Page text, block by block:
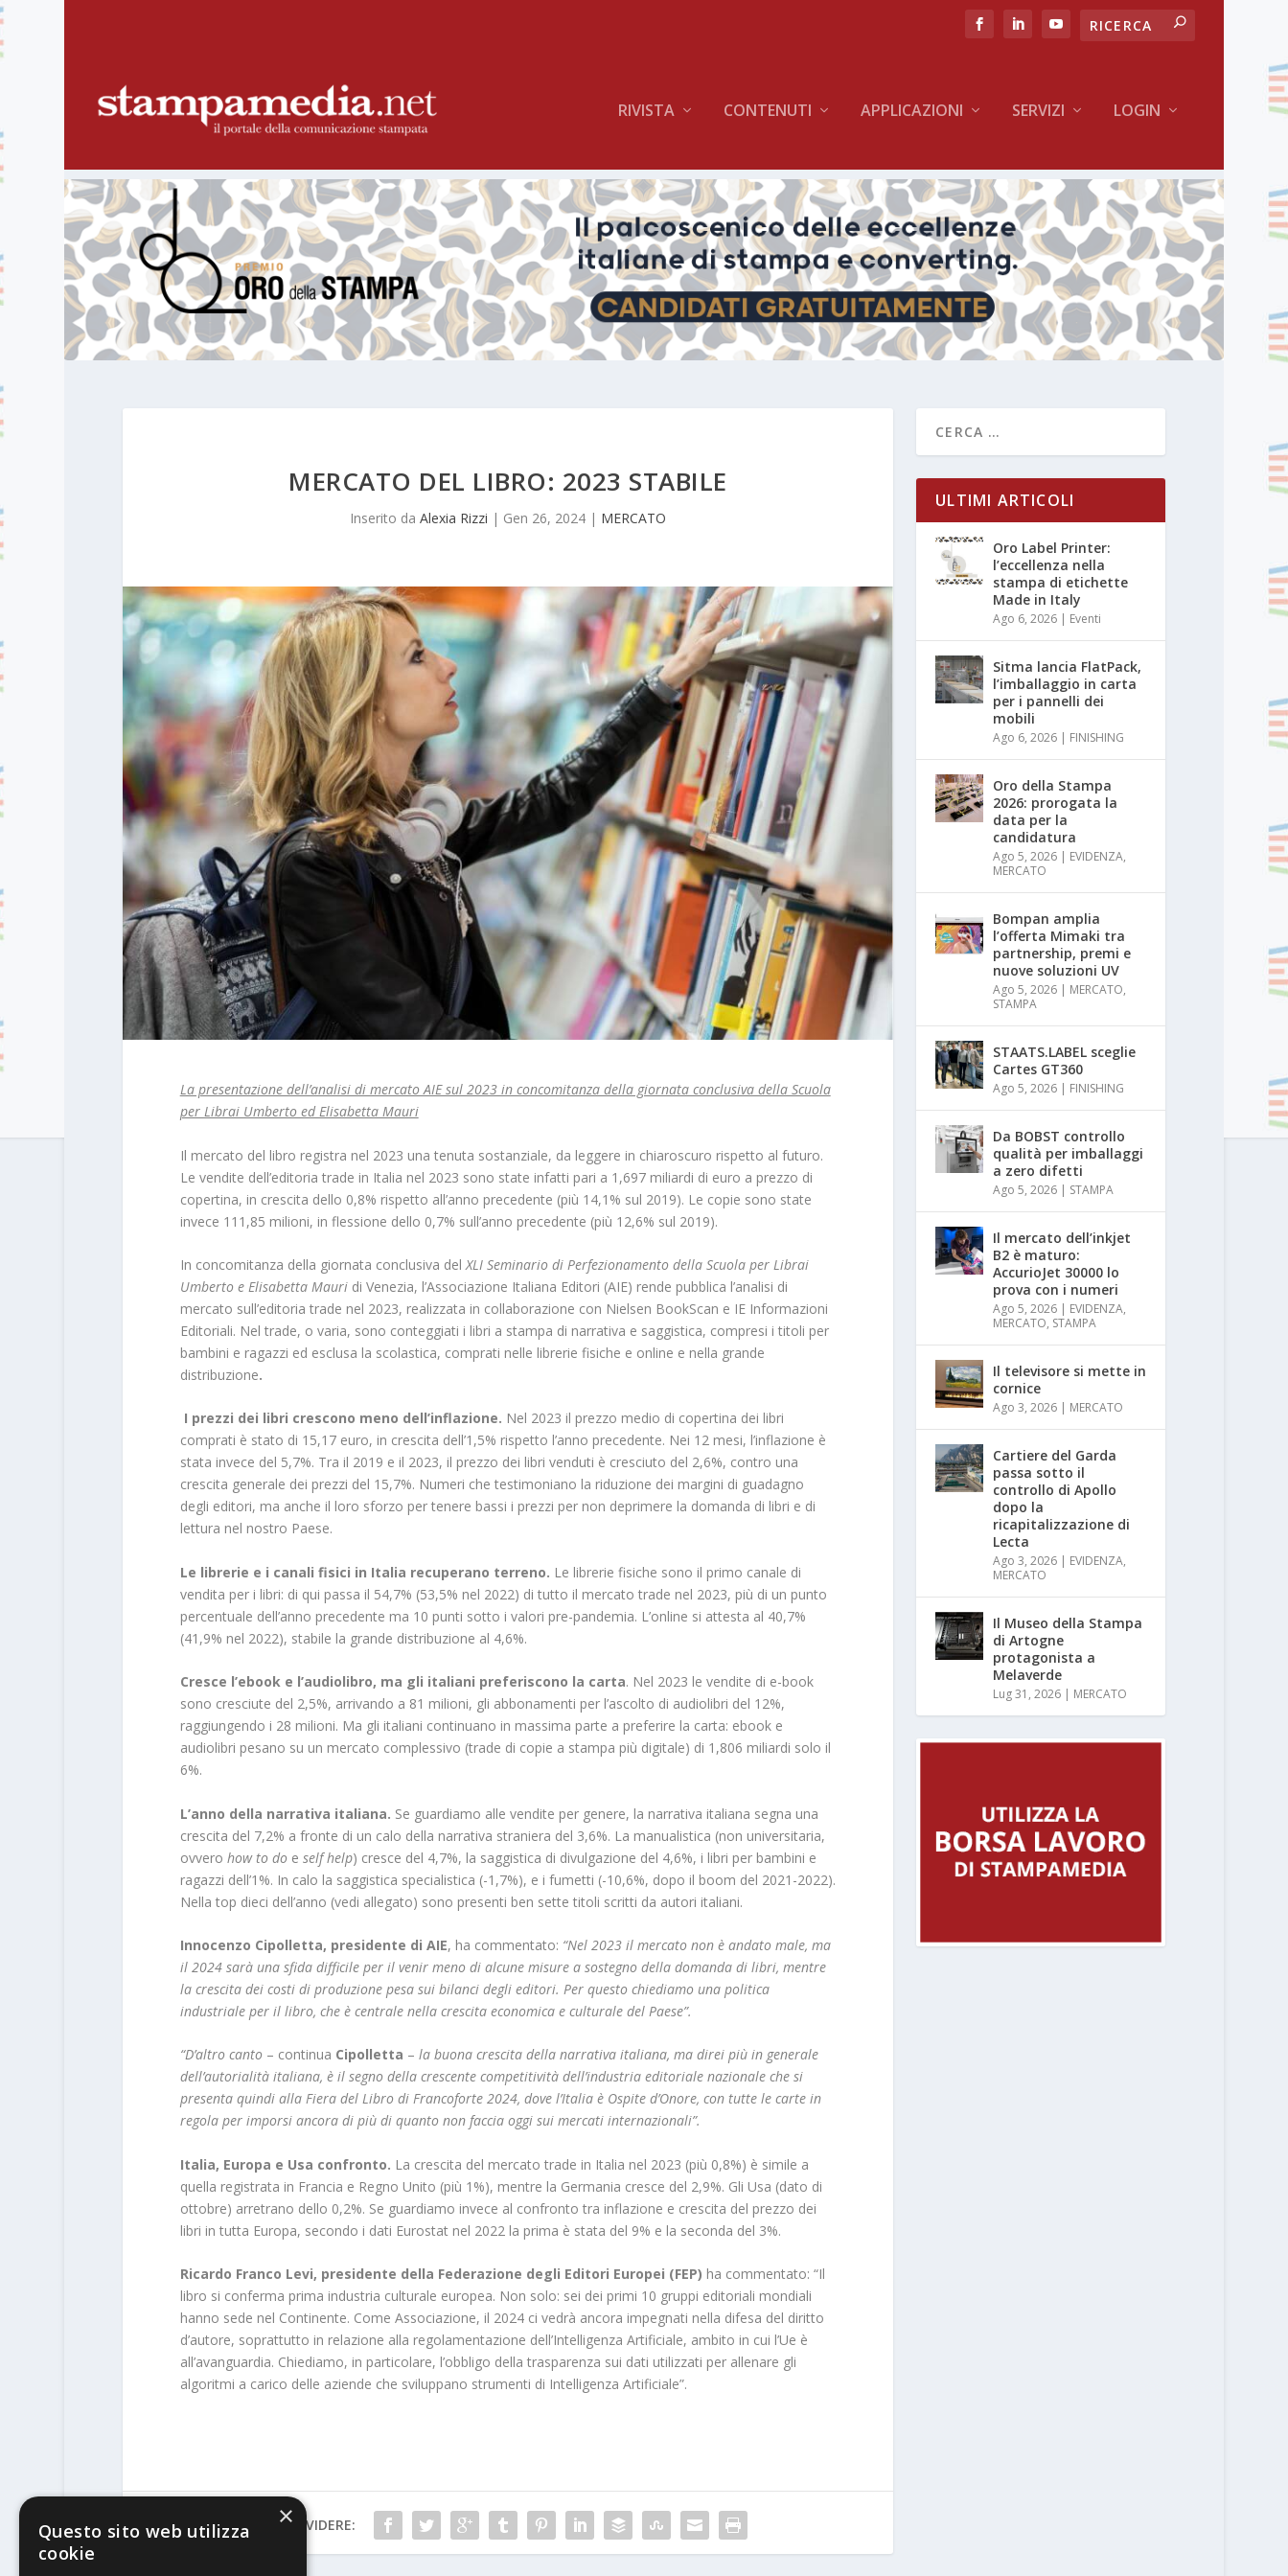
RIVISTA CONTENUTI APPLICAZIONI SERVIZI LOGIN
MERCATO DEL LIBRO: 2023 STABILE
Inserito da Alexia Rizzi | Gen 26, 2024| MERCATO
La presentazione dell’analisi di mercato AIE sul 2023 in concomitanza della giornata conclusiva della Scuola
per Librai Umberto ed Elisabetta Mauri
Il mercato del libro registra nel 2023 una tenuta sostanziale, da leggere in chiaroscuro rispetto al futuro.
Le vendite dell’editoria trade in Italia nel 2023 sono state infatti pari a 1,697 miliardi di euro a prezzo di
copertina, in crescita dello 0,8% rispetto all’anno precedente (più 14,1% sul 2019). Le copie sono state
invece 111,85 milioni, in flessione dello 0,7% sull’anno precedente (più 12,6% sul 2019).
In concomitanza della giornata conclusiva delXLI Seminario di Perfezionamento della Scuola per Librai
Umberto e Elisabetta Mauridi Venezia, l’Associazione Italiana Editori (AIE) rende pubblica l’analisi di
mercato sull’editoria trade nel 2023, realizzata in collaborazione con Nielsen BookScan e IE Informazioni
Editoriali. Nel trade, o varia, sono conteggiati i libri a stampa di narrativa e saggistica, compresi i titoli per
bambini e ragazzi ed esclusa la scolastica, comprati nelle librerie fisiche e online e nella grande
distribuzione.
I prezzi dei libri crescono meno dell’inflazione. Nel 2023 il prezzo medio di copertina dei libri
comprati è stato di 15,17 euro, in crescita dell’1,5% rispetto l’anno precedente. Nei 12 mesi, l’inflazione è
stata invece del 5,7%. Tra il 2019 e il 2023, il prezzo dei libri venduti è cresciuto del 2,6%, contro una
crescita generale dei prezzi del 15,7%. Numeri che testimoniano la riduzione dei margini di guadagno
degli editori, ma anche il loro sforzo per tenere bassi i prezzi per non deprimere la domanda di libri e di
lettura nel nostro Paese.
Le librerie e i canali fisici in Italia recuperano terreno. Le librerie fisiche sono il primo canale di
vendita per i libri: di qui passa il 54,7% (53,5% nel 2022) di tutto il mercato trade nel 2023, più di un punto
percentuale dell’anno precedente ma 10 punti sotto i valori pre-pandemia. L’online si attesta al 40,7%
(41,9% nel 2022), stabile la grande distribuzione al 4,6%.
Cresce l’ebook e l’audiolibro, ma gli italiani preferiscono la carta. Nel 2023 le vendite di e-book
sono cresciute del 2,5%, arrivando a 81 milioni, gli abbonamenti per l’ascolto di audiolibri del 12%,
raggiungendo i 28 milioni. Ma gli italiani continuano in massima parte a preferire la carta: ebook e
audiolibri pesano su un mercato complessivo (trade di copie a stampa più digitale) di 1,806 miliardi solo il
6%.
L’anno della narrativa italiana. Se guardiamo alle vendite per genere, la narrativa italiana segna una
crescita del 7,2% a fronte di un calo della narrativa straniera del 3,6%. La manualistica (non universitaria,
ovvero how to do e self help) cresce del 4,7%, la saggistica di divulgazione del 4,6%, i libri per bambini e
ragazzi dell’1%. In calo la saggistica specialistica (-1,7%), e i fumetti (-10,6%, dopo il boom del 2021-2022).
Nella top dieci dell’anno (vedi allegato) sono presenti ben sette titoli scritti da autori italiani.
Innocenzo Cipolletta, presidente di AIE, ha commentato: “Nel 2023 il mercato non è andato male, ma
il 2024 sarà una sfida difficile per il venir meno di alcune misure a sostegno della domanda di libri, mentre
la crescita dei costi di produzione pesa sui bilanci degli editori. Per questo chiediamo una politica
industriale per il libro, che è centrale nella crescita economica e culturale del Paese”.
“D’altro canto – continua Cipolletta – la buona crescita della narrativa italiana, ma direi più in generale
dell’autorialità italiana, è il segno della crescente competitività dell’industria editoriale nazionale che si
presenta quindi alla Fiera del Libro di Francoforte 2024, dove l’Italia è Ospite d’Onore, con tutte le carte in
regola per imporsi ancora di più di quanto non faccia oggi sui mercati internazionali”.
Italia, Europa e Usa confronto. La crescita del mercato trade in Italia nel 2023 (più 0,8%) è simile a
quella registrata in Francia e Regno Unito (più 1%), mentre la Germania cresce del 2,9%. Gli Usa (dato di
ottobre) arretrano dello 0,2%. Se guardiamo invece al confronto tra inflazione e crescita del prezzo dei
libri in tutta Europa, secondo i dati Eurostat nel 2022 la prima è stata del 9% e la seconda del 3%.
Ricardo Franco Levi, presidente della Federazione degli Editori Europei (FEP) ha commentato: “Il
libro si conferma prima industria culturale europea. Non solo: sei dei primi 10 gruppi editoriali mondiali
hanno sede nel Continente. Come Associazione, il 2024 ci vedrà ancora impegnati nella difesa del diritto
d’autore, soprattutto in relazione alla regolamentazione dell’Intelligenza Artificiale, ambito in cui l’Ue è
all’avanguardia. Chiediamo, in particolare, l’obbligo della trasparenza sui dati utilizzati per allenare gli
algoritmi a carico delle aziende che sviluppano strumenti di Intelligenza Artificiale”.
CONDIVIDERE:
ULTIMI ARTICOLI
Oro Label Printer:
l’eccellenza nella
stampa di etichette
Made in Italy
Ago 6, 2026 | Eventi
Sitma lancia FlatPack,
l’imballaggio in carta
per i pannelli dei
mobili
Ago 6, 2026 | FINISHING
Oro della Stampa
2026: prorogata la
data per la
candidatura
Ago 5, 2026 | EVIDENZA,
MERCATO
Bompan amplia
l’offerta Mimaki tra
partnership, premi e
nuove soluzioni UV
Ago 5, 2026 | MERCATO,
STAMPA
STAATS.LABEL sceglie
Cartes GT360
Ago 5, 2026 | FINISHING
Da BOBST controllo
qualità per imballaggi
a zero difetti
Ago 5, 2026 | STAMPA
Il mercato dell’inkjet
B2 è maturo:
AccurioJet 30000 lo
prova con i numeri
Ago 5, 2026 | EVIDENZA,
MERCATO, STAMPA
Il televisore si mette in
cornice
Ago 3, 2026 | MERCATO
Cartiere del Garda
passa sotto il
controllo di Apollo
dopo la
ricapitalizzazione di
Lecta
Ago 3, 2026 | EVIDENZA,
MERCATO
Il Museo della Stampa
di Artogne
protagonista a
Melaverde
Lug 31, 2026 | MERCATO
×
Questo sito web utilizza
cookie